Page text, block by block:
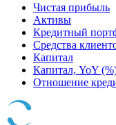
Чистая прибыль
Активы
Кредитный
Средства
Капитал
Капитал, YoY
Отношение